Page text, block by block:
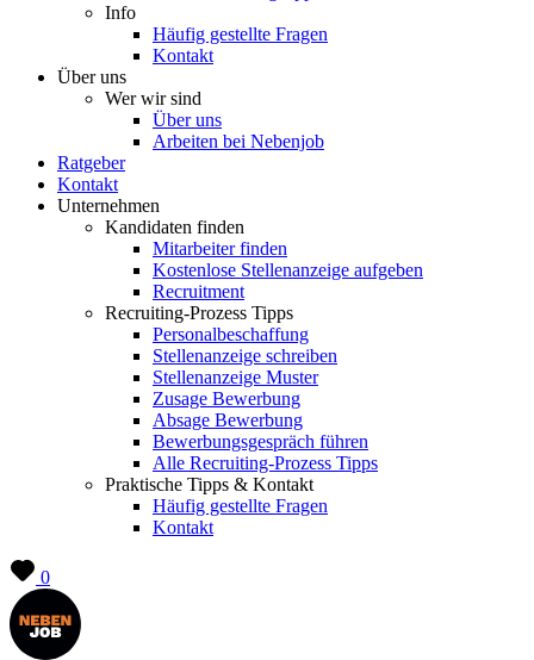
Info
Häufig gestellte Fragen
Kontakt
Über uns
Wer wir sind
Über uns
Arbeiten bei Nebenjob
Ratgeber
Kontakt
Unternehmen
Kandidaten finden
Mitarbeiter finden
Kostenlose Stellenanzeige aufgeben
Recruitment
Recruiting-Prozess Tipps
Personalbeschaffung
Stellenanzeige schreiben
Stellenanzeige Muster
Zusage Bewerbung
Absage Bewerbung
Bewerbungsgespräch führen
Alle Recruiting-Prozess Tipps
Praktische Tipps & Kontakt
Häufig gestellte Fragen
Kontakt
0